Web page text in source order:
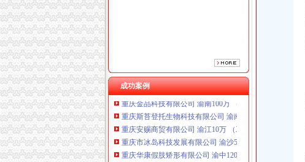
成功案例
重庆奎颜尼商贸有限公司 渝中100万 （工商注册）
重庆欧氏科技发展有限公司 渝九50万 （进出口权）
重庆金品科技有限公司 渝南100万 （进出口权）
重庆斯苔登托生物科技有限公司 渝南10万 （工商注册）
重庆安赐商贸有限公司 渝江10万 （工商注册）
重庆市冰岛科技发展有限公司 渝沙50万 （进出口权）
重庆华康假肢矫形有限公司 渝中120万 （增资）
重庆臣夫商贸有限公司 （执照专让）